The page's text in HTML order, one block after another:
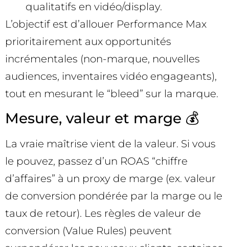
qualitatifs en vidéo/display.
L’objectif est d’allouer Performance Max
prioritairement aux opportunités
incrémentales (non-marque, nouvelles
audiences, inventaires vidéo engageants),
tout en mesurant le “bleed” sur la marque.
Mesure, valeur et marge 💰
La vraie maîtrise vient de la valeur. Si vous
le pouvez, passez d’un ROAS “chiffre
d’affaires” à un proxy de marge (ex. valeur
de conversion pondérée par la marge ou le
taux de retour). Les règles de valeur de
conversion (Value Rules) peuvent